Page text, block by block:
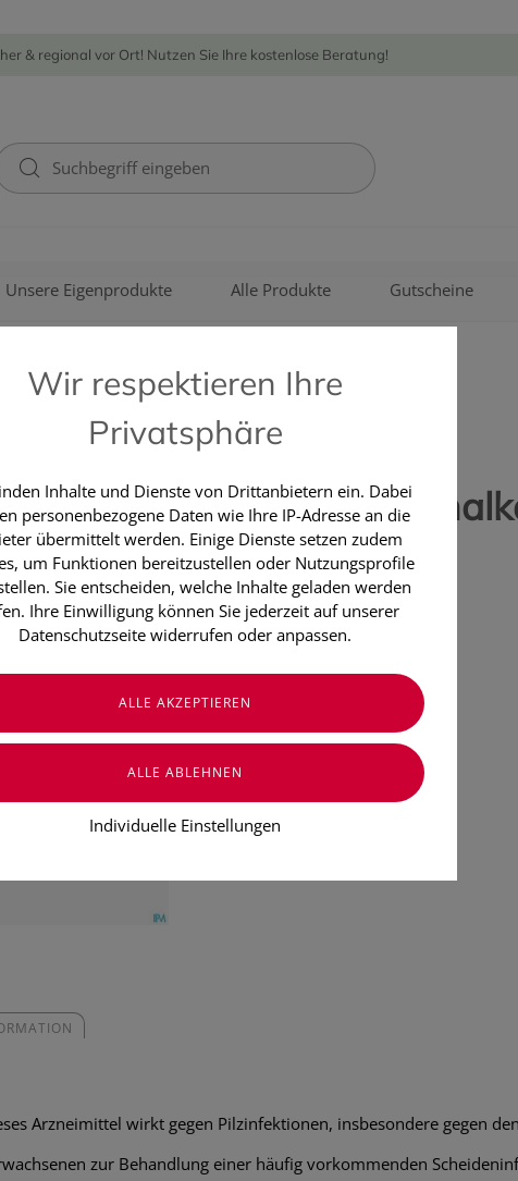
& regional vor Ort! Nutzen Sie Ihre kostenlose Beratung!
Unsere Eigenprodukte Alle Produkte Gutscheine
G.L.PHARMA GMBH
Lomexin
1 Stück
€ 9,05
zzgl. Versandkosten
Arzneimittel wirkt gegen Pilzinfektionen, insbesondere gegen
zur Behandlung einer häufig vorkommenden
Wir respektieren Ihre
Privatsphäre
Inhalte und Dienste von Drittanbietern ein. Dabei
personenbezogene Daten wie Ihre IP-Adresse an die
übermittelt werden. Einige Dienste setzen zudem
um Funktionen bereitzustellen oder Nutzungsprofile
Sie entscheiden, welche Inhalte geladen werden
Ihre Einwilligung können Sie jederzeit auf unserer
Datenschutzseite widerrufen oder anpassen.
Individuelle Einstellungen